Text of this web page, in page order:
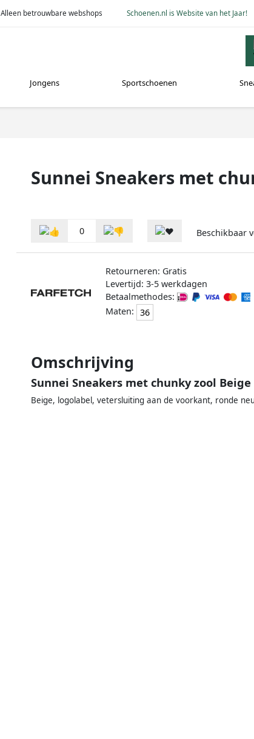
Alleen betrouwbare webshops Schoenen.nl is Website van het Jaar!
Jongens Sportschoenen
Sunnei Sneakers met
0 Beschikbaar
Retourneren: Gratis
Levertijd: 3-5 werkdagen
Betaalmethodes:
Maten: 36
Omschrijving
Sunnei Sneakers met chunky zool Beige
Beige, logolabel, vetersluiting aan de voorkant, ronde